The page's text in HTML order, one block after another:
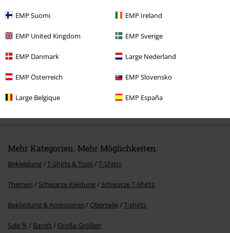
EMP Suomi EMP Ireland
EMP United Kingdom EMP Sverige
EMP Danmark Large Nederland
EMP Österreich EMP Slovensko
Large Belgique EMP España
Kommentieren
Mehr Kategorien. Mehr Möglichkeiten.
Bekleidung T-Shirts & Tops T-Shirts
Themen Schwarze Kleidung Schwarze T-Shirts
Bekleidung & Accessoires Oberteile T-shirts
Sale % Bands Große Größen